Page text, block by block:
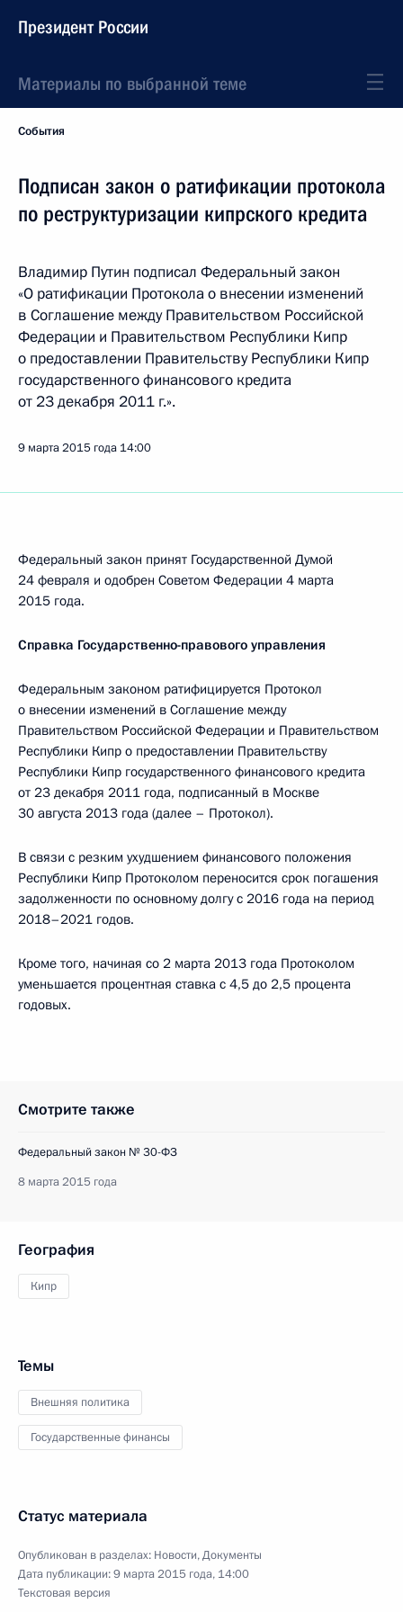
Президент России
Материалы по выбранной теме
События
Подписан закон о ратификации протокола
по реструктуризации кипрского кредита
Владимир Путин подписал Федеральный закон
«О ратификации Протокола о внесении изменений
в Соглашение между Правительством Российской
Федерации и Правительством Республики Кипр
о предоставлении Правительству Республики Кипр
государственного финансового кредита
от 23 декабря 2011 г.».
9 марта 2015 года 14:00
Федеральный закон принят Государственной Думой
24 февраля и одобрен Советом Федерации 4 марта
2015 года.
Справка Государственно-правового управления
Федеральным законом ратифицируется Протокол
о внесении изменений в Соглашение между
Правительством Российской Федерации и Правительством
Республики Кипр о предоставлении Правительству
Республики Кипр государственного финансового кредита
от 23 декабря 2011 года, подписанный в Москве
30 августа 2013 года (далее – Протокол).
В связи с резким ухудшением финансового положения
Республики Кипр Протоколом переносится срок погашения
задолженности по основному долгу с 2016 года на период
2018–2021 годов.
Кроме того, начиная со 2 марта 2013 года Протоколом
уменьшается процентная ставка с 4,5 до 2,5 процента
годовых.
Смотрите также
Федеральный закон № 30-ФЗ
8 марта 2015 года
География
Кипр
Темы
Внешняя политика
Государственные финансы
Статус материала
Опубликован в разделах: Новости,Документы
Дата публикации:9 марта 2015 года, 14:00
Текстовая версия